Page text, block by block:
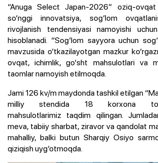
“Anuga Select Japan-2026” oziq-
so‘nggi innovatsiya, sog‘lom
rivojlanish tendensiyasi namoyishi
hisoblanadi. “Sog‘lom sayyora uchun
mavzusida o‘tkazilayotgan mazkur
ovqat, ichimlik, go‘sht mahsulotlari va
taomlar namoyish etilmoqda.
Jami 126 kv/m maydonda tashkil etilgan
milliy stendida 18 korxona
mahsulotlarimiz taqdim qilingan.
meva, tabiiy sharbat, ziravor va qandolat
mahalliy, balki butun Sharqiy Osiyo
qiziqish uyg‘otmoqda.